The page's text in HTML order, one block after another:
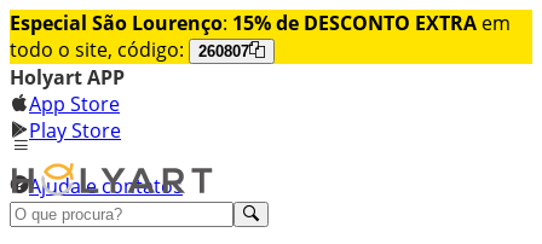
Especial São Lourenço: 15% de DESCONTO EXTRA em
todo o site, código:
260807
Holyart APP
App Store
Play Store
Ajuda e contatos
Conheça premium